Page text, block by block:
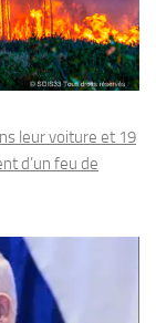
leur voiture et 19
d’un feu de